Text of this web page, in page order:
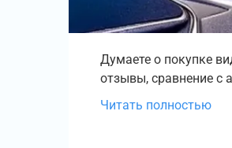
Думаете о покупке
отзывы, сравнение с
Читать полностью